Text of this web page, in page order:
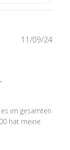
im gesamten
hat meine
11/09/24